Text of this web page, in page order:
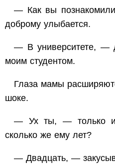
— Как вы
доброму улыбается.
— В университете, —
моим студентом.
Глаза мамы
шоке.
— Ух ты, — только
сколько же ему лет?
— Двадцать, —